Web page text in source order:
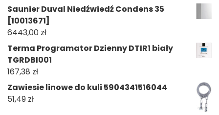
Saunier Duval Niedźwiedź Condens 35
[10013671]
6443,00 zł
Terma Programator Dzienny DTIR1 biały
TGRDBI001
167,38 zł
Zawiesie linowe do kuli 5904341516044
51,49 zł